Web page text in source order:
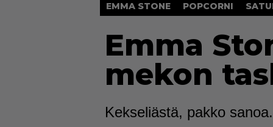
EMMA STONE POPCORNI
Emma
mekon
Kekseliästä, pakko sanoa.